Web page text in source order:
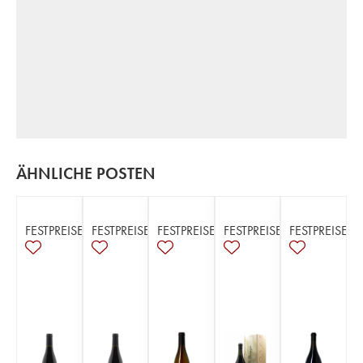
ÄHNLICHE POSTEN
FESTPREISE FESTPREISE FESTPREISE FESTPREISE FESTPREISE